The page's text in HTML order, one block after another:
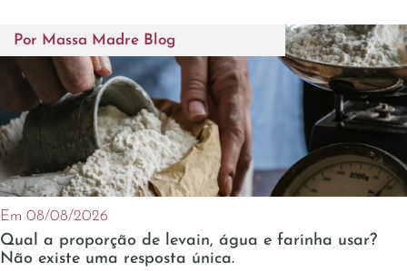
Por Massa Madre Blog
Em 08/08/2026
Qual a proporção de levain, água e farinha usar?
Não existe uma resposta única.